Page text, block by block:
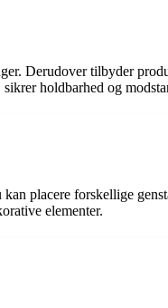
Derudover tilbyder
holdbarhed og
placere forskellige
elementer.